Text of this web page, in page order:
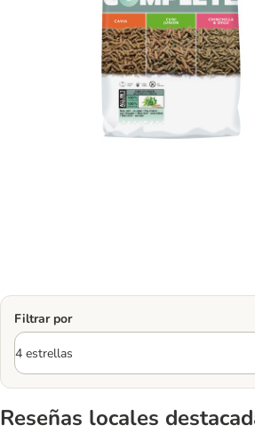
Filtrar por
Reseñas locales